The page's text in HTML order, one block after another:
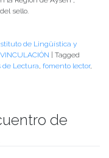
sello.
de Lingüística y
VINCULACIÓN | Tagged
de Lectura fomento lector,
de